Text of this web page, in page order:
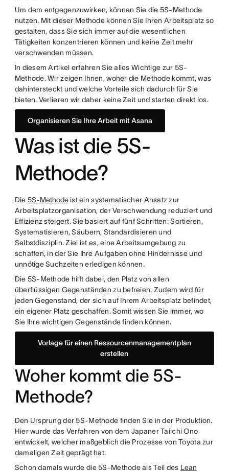
Um dem entgegenzuwirken, können Sie die 5S-Methode
nutzen. Mit dieser Methode können Sie Ihren Arbeitsplatz so
gestalten, dass Sie sich immer auf die wesentlichen
Tätigkeiten konzentrieren können und keine Zeit mehr
verschwenden müssen.
In diesem Artikel erfahren Sie alles Wichtige zur 5S-
Methode. Wir zeigen Ihnen, woher die Methode kommt, was
dahintersteckt und welche Vorteile sich dadurch für Sie
bieten. Verlieren wir daher keine Zeit und starten direkt los.
Organisieren Sie Ihre Arbeit mit Asana
Was ist die 5S-
Methode?
Die 5S-Methodeist ein systematischer Ansatz zur
Arbeitsplatzorganisation, der Verschwendung reduziert und
Effizienz steigert. Sie basiert auf fünf Schritten: Sortieren,
Systematisieren, Säubern, Standardisieren und
Selbstdisziplin. Ziel ist es, eine Arbeitsumgebung zu
schaffen, in der Sie Ihre Aufgaben ohne Hindernisse und
unnötige Suchzeiten erledigen können.
Die 5S-Methode hilft dabei, den Platz von allen
überflüssigen Gegenständen zu befreien. Zudem wird für
jeden Gegenstand, der sich auf Ihrem Arbeitsplatz befindet,
ein eigener Platz geschaffen. Somit wissen Sie immer, wo
Sie Ihre wichtigen Gegenstände finden können.
Vorlage für einen Ressourcenmanagementplan
erstellen
Woher kommt die 5S-
Methode?
Den Ursprung der 5S-Methode finden Sie in der Produktion.
Hier wurde das Verfahren von dem Japaner Taiichi Ono
entwickelt, welcher maßgeblich die Prozesse von Toyota zur
damaligen Zeit geprägt hat.
Schon damals wurde die 5S-Methode als Teil des Lean